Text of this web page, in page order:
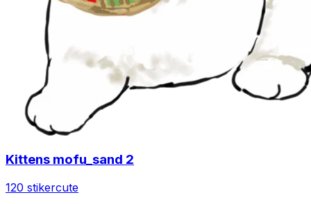
Kittens mofu_sand 2
120 stikercute